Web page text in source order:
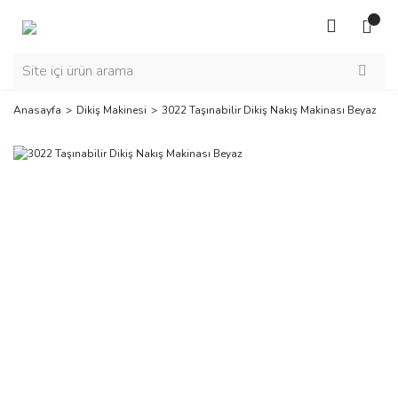
Anasayfa Dikiş Makinesi 3022 Taşınabilir Dikiş Nakış Makinası Beyaz